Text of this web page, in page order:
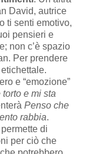
David, autrice
ti senti emotivo,
pensieri e
non c’è spazio
Per prendere
e “emozione”
e mi sta
Penso che
rabbia.
di
per ciò che